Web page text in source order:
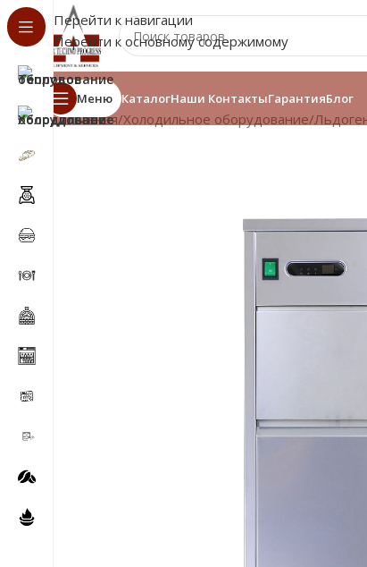
Перейти к навигации
Перейти к основному содержимому
Меню КаталогНаши КонтактыГарантияБлог
Главная/Холодильное оборудование/